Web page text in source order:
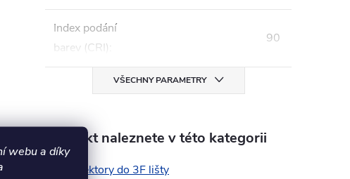
webu a díky
Index podání
barev (CRI):
90
VŠECHNY PARAMETRY
Produkt naleznete v této kategorii
Reflektory do 3F lišty